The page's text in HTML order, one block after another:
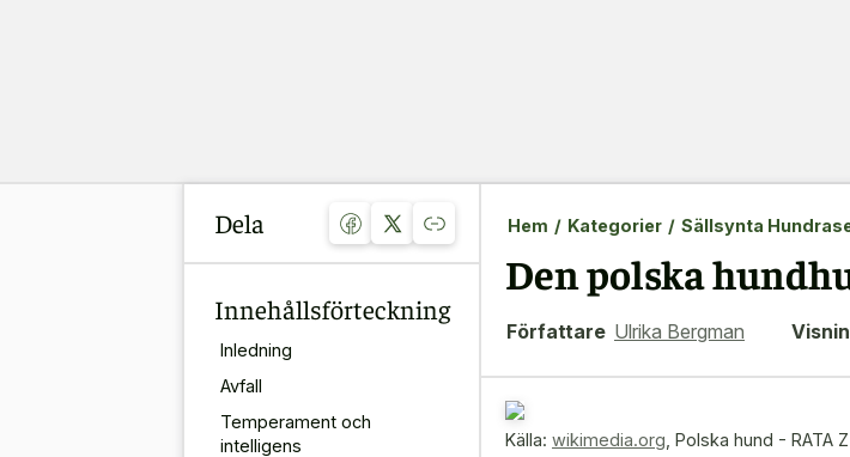
Dela
Innehållsförteckning
Inledning
Avfall
Temperament och
intelligens
Hem / Kategorier / Sällsynta
Den polska
Författare Ulrika Bergman
Källa: wikimedia.org Polska hund - RATA